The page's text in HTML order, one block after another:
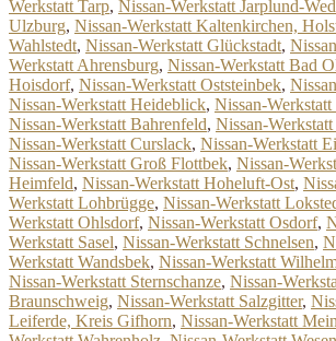
Werkstatt Tarp, Nissan-Werkstatt Jarplund-
Ulzburg, Nissan-Werkstatt Kaltenkirchen,
Wahlstedt, Nissan-Werkstatt Glückstadt,
Werkstatt Ahrensburg, Nissan-Werkstatt Bad
Hoisdorf, Nissan-Werkstatt Oststeinbek,
Nissan-Werkstatt Heideblick, Nissan-
Nissan-Werkstatt Bahrenfeld, Nissan-
Nissan-Werkstatt Curslack, Nissan-Werkstatt
Nissan-Werkstatt Groß Flottbek, Nissan-
Heimfeld, Nissan-Werkstatt Hoheluft-Ost,
Werkstatt Lohbrügge, Nissan-Werkstatt
Werkstatt Ohlsdorf, Nissan-Werkstatt Osdorf,
Werkstatt Sasel, Nissan-Werkstatt Schnelsen,
Werkstatt Wandsbek, Nissan-Werkstatt
Nissan-Werkstatt Sternschanze, Nissan-
Braunschweig, Nissan-Werkstatt Salzgitter,
Leiferde, Kreis Gifhorn, Nissan-Werkstatt